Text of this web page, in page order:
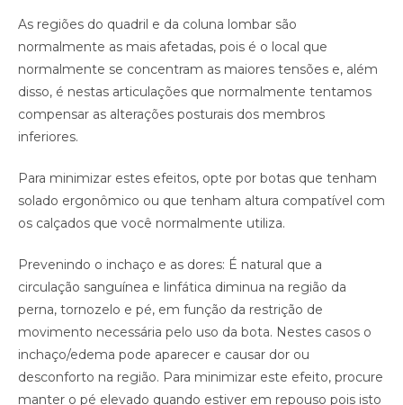
As regiões do quadril e da coluna lombar são
normalmente as mais afetadas, pois é o local que
normalmente se concentram as maiores tensões e, além
disso, é nestas articulações que normalmente tentamos
compensar as alterações posturais dos membros
inferiores.
Para minimizar estes efeitos, opte por botas que tenham
solado ergonômico ou que tenham altura compatível com
os calçados que você normalmente utiliza.
Prevenindo o inchaço e as dores: É natural que a
circulação sanguínea e linfática diminua na região da
perna, tornozelo e pé, em função da restrição de
movimento necessária pelo uso da bota. Nestes casos o
inchaço/edema pode aparecer e causar dor ou
desconforto na região. Para minimizar este efeito, procure
manter o pé elevado quando estiver em repouso pois isto